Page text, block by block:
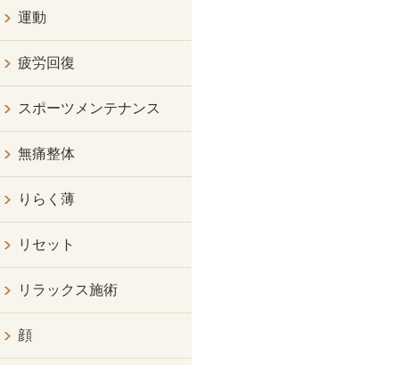
運動
疲労回復
スポーツメンテナンス
無痛整体
りらく薄
リセット
リラックス施術
顔